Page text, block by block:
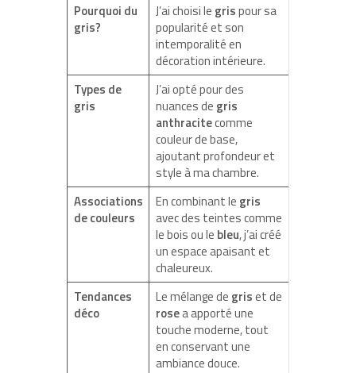
Pourquoi du
gris?
J’ai choisi le grispour sa
popularité et son
intemporalité en
décoration intérieure.
Types de
gris
J’ai opté pour des
nuances de gris
anthracitecomme
couleur de base,
ajoutant profondeur et
style à ma chambre.
Associations
de couleurs
En combinant le gris
avec des teintes comme
le bois ou le bleu, j’ai créé
un espace apaisant et
chaleureux.
Tendances
déco
Le mélange de griset de
rosea apporté une
touche moderne, tout
en conservant une
ambiance douce.